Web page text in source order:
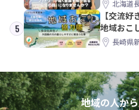
北海道
5
【交流
地域おこ
島町長崎県
地域の人か